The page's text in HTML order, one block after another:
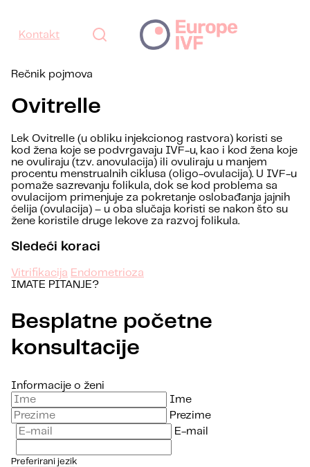
Kontakt
Rečnik pojmova
Ovitrelle
Lek Ovitrelle (u obliku injekcionog rastvora) koristi se
kod žena koje se podvrgavaju IVF-u, kao i kod žena koje
ne ovuliraju (tzv. anovulacija) ili ovuliraju u manjem
procentu menstrualnih ciklusa (oligo-ovulacija). U IVF-u
pomaže sazrevanju folikula, dok se kod problema sa
ovulacijom primenjuje za pokretanje oslobađanja jajnih
ćelija (ovulacija) – u oba slučaja koristi se nakon što su
žene koristile druge lekove za razvoj folikula.
Sledeći koraci
Vitrifikacija Endometrioza
IMATE PITANJE?
Besplatne početne
konsultacije
Informacije o ženi
Ime
Prezime
E-mail
Preferirani jezik